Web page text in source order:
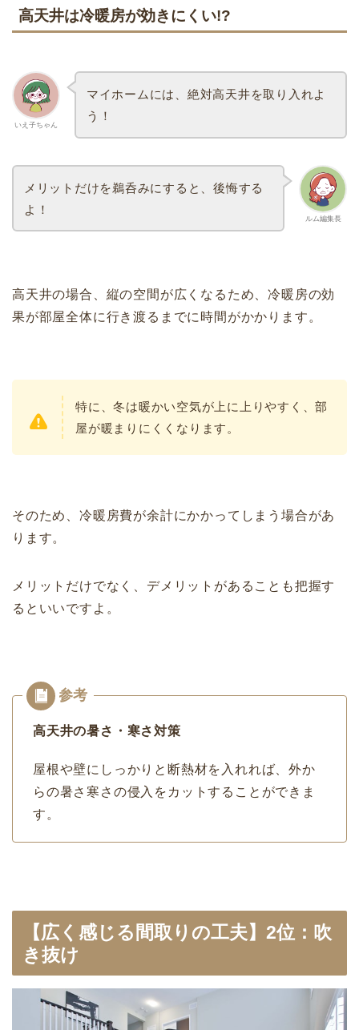
高天井は冷暖房が効きにくい!?
いえ子ちゃん
マイホームには、絶対高天井を取り入れよ
う！
ルム編集長
メリットだけを鵜呑みにすると、後悔する
よ！
高天井の場合、縦の空間が広くなるため、冷暖房の効
果が部屋全体に行き渡るまでに時間がかかります。
特に、冬は暖かい空気が上に上りやすく、部
屋が暖まりにくくなります。
そのため、冷暖房費が余計にかかってしまう場合があ
ります。
メリットだけでなく、デメリットがあることも把握す
るといいですよ。
高天井の暑さ・寒さ対策
屋根や壁にしっかりと断熱材を入れれば、外か
らの暑さ寒さの侵入をカットすることができま
す。
【広く感じる間取りの工夫】2位：吹
き抜け